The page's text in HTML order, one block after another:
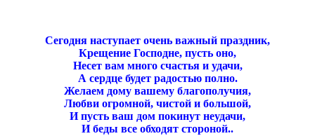
Сегодня наступает очень важный праздник,
Крещение Господне, пусть оно,
Несет вам много счастья и удачи,
А сердце будет радостью полно.
Желаем дому вашему благополучия,
Любви огромной, чистой и большой,
И пусть ваш дом покинут неудачи,
И беды все обходят стороной..